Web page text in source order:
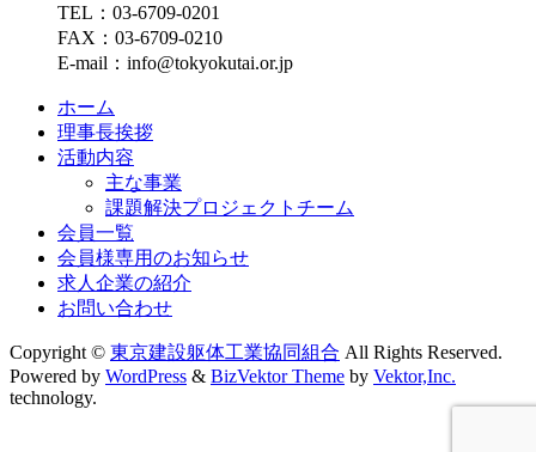
TEL：03-6709-0201
FAX：03-6709-0210
E-mail：info@tokyokutai.or.jp
ホーム
理事長挨拶
活動内容
主な事業
課題解決プロジェクトチーム
会員一覧
会員様専用のお知らせ
求人企業の紹介
お問い合わせ
Copyright © 東京建設躯体工業協同組合 All Rights Reserved.
Powered by WordPress & BizVektor Theme by Vektor,Inc.
technology.